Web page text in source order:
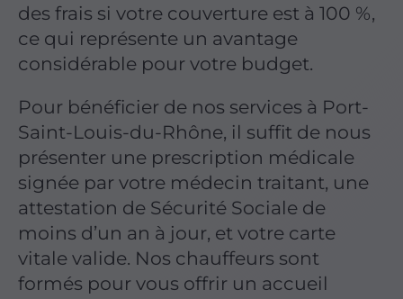
des frais si votre couverture est à 100 %,
ce qui représente un avantage
considérable pour votre budget.
Pour bénéficier de nos services à Port-
Saint-Louis-du-Rhône, il suffit de nous
présenter une prescription médicale
signée par votre médecin traitant, une
attestation de Sécurité Sociale de
moins d’un an à jour, et votre carte
vitale valide. Nos chauffeurs sont
formés pour vous offrir un accueil